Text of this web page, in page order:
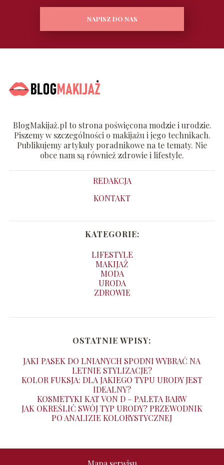
NAPISZ DO NAS
BlogMakijaż.pl to strona poświęcona modzie i urodzie.
Piszemy w szczególności o makijażu i jego technikach.
Publikujemy artykuły poradnikowe na te tematy. Nie
obce nam są również zdrowie i lifestyle.
REDAKCJA
KONTAKT
KATEGORIE:
LIFESTYLE
MAKIJAŻ
MODA
URODA
ZDROWIE
OSTATNIE WPISY:
JAKI PASEK DO LNIANYCH SPODNI WYBRAĆ NA
LETNIE STYLIZACJE?
KOLOR FUKSJA: DLA JAKIEGO TYPU URODY JEST
IDEALNY?
KOSMETYKI KAT VON D – PALETA BARW
JAK OKREŚLIĆ SWÓJ TYP URODY? PRZEWODNIK
PO ANALIZIE KOLORYSTYCZNEJ